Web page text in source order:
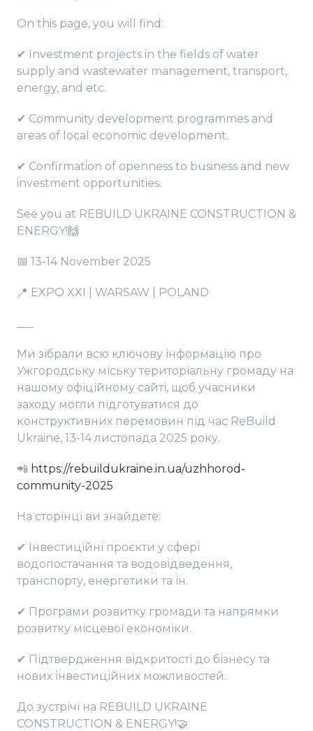
On this page, you will find:
✔ Investment projects in the fields of water
supply and wastewater management, transport,
energy, and etc.
✔ Community development programmes and
areas of local economic development.
✔ Confirmation of openness to business and new
investment opportunities.
See you at REBUILD UKRAINE CONSTRUCTION &
ENERGY!🙌
📅 13-14 November 2025
📍 EXPO XXI | WARSAW | POLAND
Ми зібрали всю ключову інформацію про
Ужгородську міську територіальну громаду на
нашому офіційному сайті, щоб учасники
заходу могли підготуватися до
конструктивних перемовин під час ReBuild
Ukraine, 13-14 листопада 2025 року.
📲 https://rebuildukraine.in.ua/uzhhorod-
community-2025
На сторінці ви знайдете:
✔ Інвестиційні проєкти у сфері
водопостачання та водовідведення,
транспорту, енергетики та ін.
✔ Програми розвитку громади та напрямки
розвитку місцевої економіки.
✔ Підтвердження відкритості до бізнесу та
нових інвестиційних можливостей.
До зустрічі на REBUILD UKRAINE
CONSTRUCTION & ENERGY!🤝